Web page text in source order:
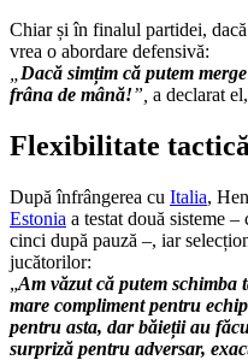
Chiar și în finalul partidei,
vrea o abordare defensivă:
Dacă simțim că putem
frâna de mână!”, a declarat
Flexibilitate
După înfrângerea cu Italia,
Estonia a testat două sisteme
cinci după pauză –, iar
jucătorilor:
„Am văzut că putem
mare compliment pentru
pentru asta, dar băieții au
surpriză pentru adversar,